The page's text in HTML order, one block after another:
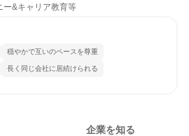
ー&キャリア教育等
穏やかで互いのペースを尊重
長く同じ会社に居続けられる
企業を知る